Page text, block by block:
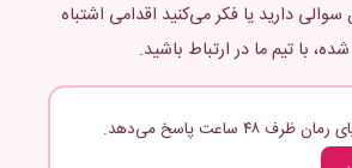
سوالی دارید یا فکر می‌کنید اقدامی اشتباه
با تیم ما در ارتباط باشید.
۴۸ ساعت پاسخ می‌دهد.